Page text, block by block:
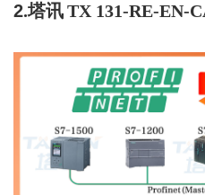
2.塔讯TX 131-RE-EN-